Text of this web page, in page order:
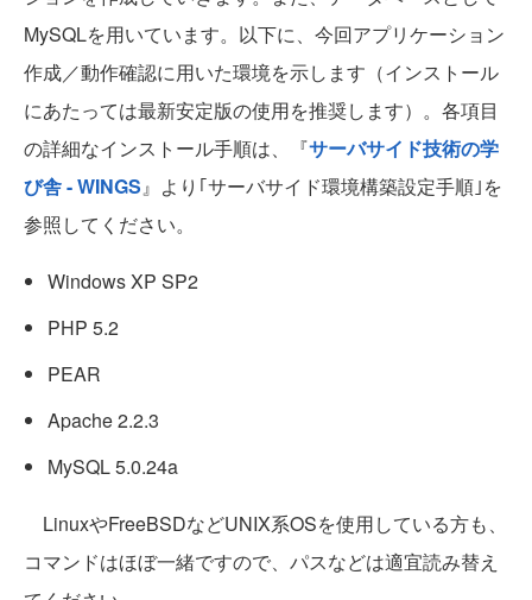
MySQLを用いています。以下に、今回アプリケーション
作成／動作確認に用いた環境を示します（インストール
にあたっては最新安定版の使用を推奨します）。各項目
の詳細なインストール手順は、『サーバサイド技術の学
び舎 - WINGS』より｢サーバサイド環境構築設定手順｣を
参照してください。
Windows XP SP2
PHP 5.2
PEAR
Apache 2.2.3
MySQL 5.0.24a
LinuxやFreeBSDなどUNIX系OSを使用している方も、
コマンドはほぼ一緒ですので、パスなどは適宜読み替え